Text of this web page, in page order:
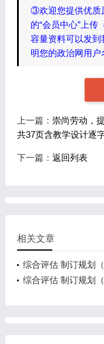
③欢迎您提供优质
的“会员中心”上
容量资料可以发到
明您的政治网用户
上一篇： 崇尚劳动，
共37页含教学设计逐
下一篇： 返回列表
相关文章
综合评估 制订规划
1视频）
综合评估 制订规划